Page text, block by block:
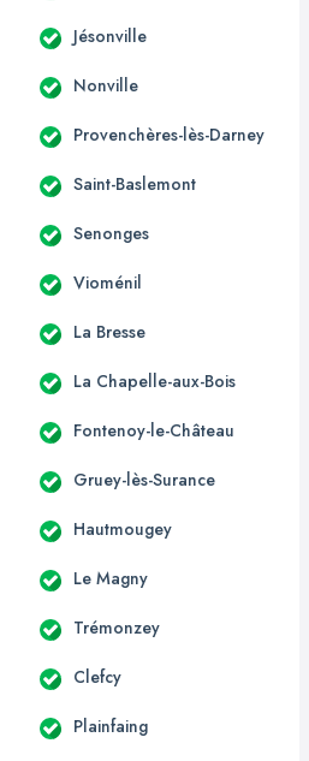
Jésonville
Nonville
Provenchères-lès-Darney
Saint-Baslemont
Senonges
Vioménil
La Bresse
La Chapelle-aux-Bois
Fontenoy-le-Château
Gruey-lès-Surance
Hautmougey
Le Magny
Trémonzey
Clefcy
Plainfaing